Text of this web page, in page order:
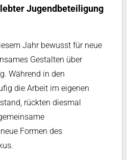
Jugendbeteiligung
Jahr bewusst für neue
Gestalten über
Während in den
die Arbeit im eigenen
rückten diesmal
Formen des